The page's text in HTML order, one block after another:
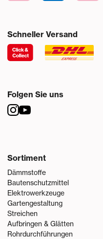
Schneller Versand
Folgen Sie uns
Sortiment
Dämmstoffe
Bautenschutzmittel
Elektrowerkzeuge
Gartengestaltung
Streichen
Aufbringen & Glätten
Rohrdurchführungen